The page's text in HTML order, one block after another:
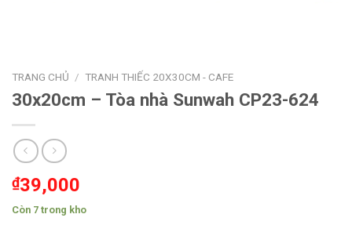
TRANG CHỦ / TRANH THIẾC 20X30CM - CAFE
30x20cm – Tòa nhà Sunwah CP23-624
₫39,000
Còn 7 trong kho